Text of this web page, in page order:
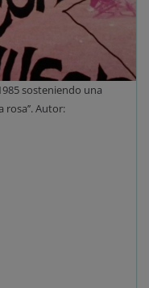
sosteniendo una
Autor: